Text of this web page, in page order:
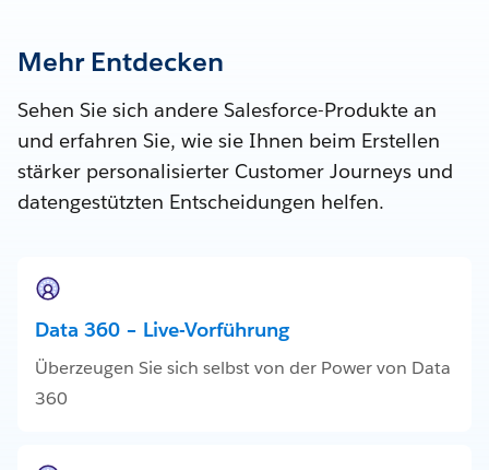
Mehr Entdecken
Sehen Sie sich andere Salesforce-Produkte an
und erfahren Sie, wie sie Ihnen beim Erstellen
stärker personalisierter Customer Journeys und
datengestützten Entscheidungen helfen.
Data 360 – Live-Vorführung
Überzeugen Sie sich selbst von der Power von Data
360